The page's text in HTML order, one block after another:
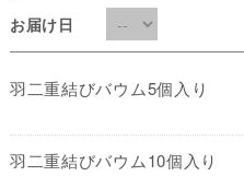
お届け日
羽二重結びバウム5個入り
羽二重結びバウム10個入り